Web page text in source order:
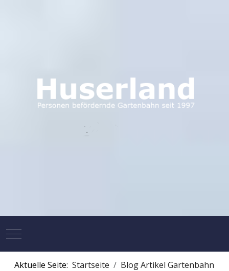
Mobile Menu Toggle
Aktuelle Seite: Startseite
Blog Artikel Gartenbahn